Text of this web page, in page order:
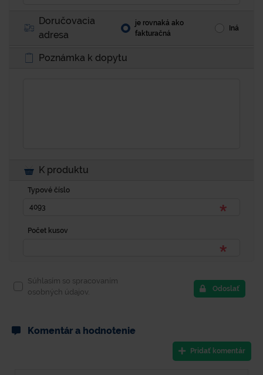
Doručovacia
adresa
je rovnaká ako
fakturačná
Iná
Poznámka k dopytu
K produktu
Typové číslo
Počet kusov
Súhlasím so spracovaním
osobných údajov.
Odoslať
Komentár a hodnotenie
Pridať komentár